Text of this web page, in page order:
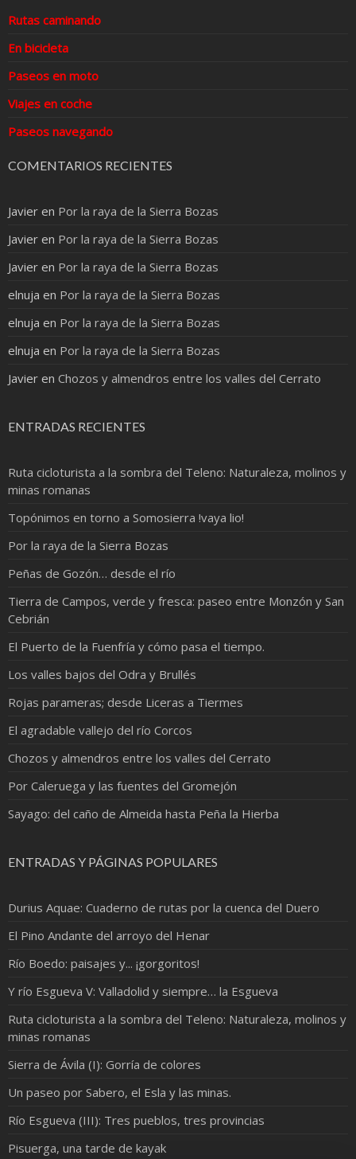
Rutas caminando
En bicicleta
Paseos en moto
Viajes en coche
Paseos navegando
COMENTARIOS RECIENTES
Javier en Por la raya de la Sierra Bozas
Javier en Por la raya de la Sierra Bozas
Javier en Por la raya de la Sierra Bozas
elnuja en Por la raya de la Sierra Bozas
elnuja en Por la raya de la Sierra Bozas
elnuja en Por la raya de la Sierra Bozas
Javier en Chozos y almendros entre los valles del Cerrato
ENTRADAS RECIENTES
Ruta cicloturista a la sombra del Teleno: Naturaleza, molinos y
minas romanas
Topónimos en torno a Somosierra !vaya lio!
Por la raya de la Sierra Bozas
Peñas de Gozón… desde el río
Tierra de Campos, verde y fresca: paseo entre Monzón y San
Cebrián
El Puerto de la Fuenfría y cómo pasa el tiempo.
Los valles bajos del Odra y Brullés
Rojas parameras; desde Liceras a Tiermes
El agradable vallejo del río Corcos
Chozos y almendros entre los valles del Cerrato
Por Caleruega y las fuentes del Gromejón
Sayago: del caño de Almeida hasta Peña la Hierba
ENTRADAS Y PÁGINAS POPULARES
Durius Aquae: Cuaderno de rutas por la cuenca del Duero
El Pino Andante del arroyo del Henar
Río Boedo: paisajes y... ¡gorgoritos!
Y río Esgueva V: Valladolid y siempre… la Esgueva
Ruta cicloturista a la sombra del Teleno: Naturaleza, molinos y
minas romanas
Sierra de Ávila (I): Gorría de colores
Un paseo por Sabero, el Esla y las minas.
Río Esgueva (III): Tres pueblos, tres provincias
Pisuerga, una tarde de kayak